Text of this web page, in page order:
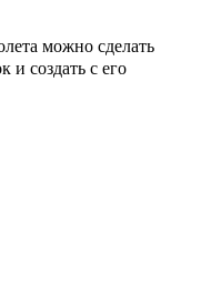
можно сделать
создать с его